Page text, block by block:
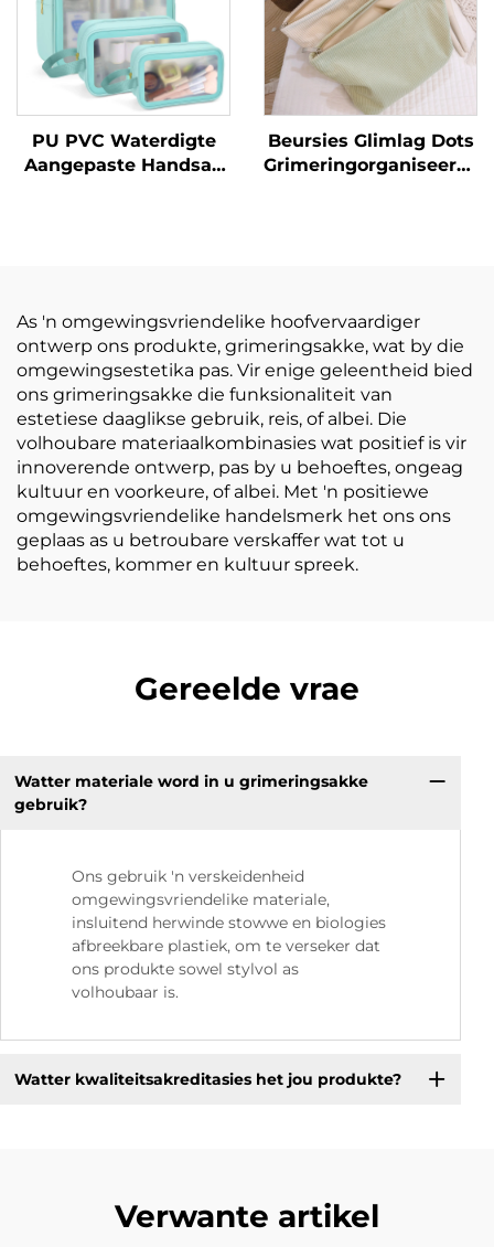
PU PVC Waterdigte
Aangepaste Handsak
Beursies Glimlag Dots
Grimeringorganiseerder
As 'n omgewingsvriendelike hoofvervaardiger
ontwerp ons produkte, grimeringsakke, wat by die
omgewingsestetika pas. Vir enige geleentheid bied
ons grimeringsakke die funksionaliteit van
estetiese daaglikse gebruik, reis, of albei. Die
volhoubare materiaalkombinasies wat positief is vir
innoverende ontwerp, pas by u behoeftes, ongeag
kultuur en voorkeure, of albei. Met 'n positiewe
omgewingsvriendelike handelsmerk het ons ons
geplaas as u betroubare verskaffer wat tot u
behoeftes, kommer en kultuur spreek.
Gereelde vrae
Watter materiale word in u grimeringsakke
gebruik?
Ons gebruik 'n verskeidenheid
omgewingsvriendelike materiale,
insluitend herwinde stowwe en biologies
afbreekbare plastiek, om te verseker dat
ons produkte sowel stylvol as
volhoubaar is.
Watter kwaliteitsakreditasies het jou produkte?
Verwante artikel